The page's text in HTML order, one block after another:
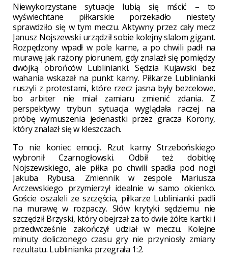
Niewykorzystane sytuacje lubią się mścić – to
wyświechtane piłkarskie porzekadło niestety
sprawdziło się w tym meczu. Aktywny przez cały mecz
Janusz Nojszewski urządził sobie kolejny slalom gigant.
Rozpędzony wpadł w pole karne, a po chwili padł na
murawę jak rażony piorunem, gdy znalazł się pomiędzy
dwójką obrońców Lublinianki. Sędzia Kujawski bez
wahania wskazał na punkt karny. Piłkarze Lublinianki
ruszyli z protestami, które rzecz jasna były bezcelowe,
bo arbiter nie miał zamiaru zmienić zdania. Z
perspektywy trybun sytuacja wyglądała raczej na
próbę wymuszenia jedenastki przez gracza Korony,
który znalazł się w kleszczach.
To nie koniec emocji. Rzut karny Strzebońskiego
wybronił Czarnogłowski. Odbił też dobitkę
Nojszewskiego, ale piłka po chwili spadła pod nogi
Jakuba Rybusa. Zmiennik w zespole Mariusza
Arczewskiego przymierzył idealnie w samo okienko.
Goście oszaleli ze szczęścia, piłkarze Lublinianki padli
na murawę w rozpaczy. Słów krytyki sędziemu nie
szczędził Brzyski, który obejrzał za to dwie żółte kartki i
przedwcześnie zakończył udział w meczu. Kolejne
minuty doliczonego czasu gry nie przyniosły zmiany
rezultatu. Lublinianka przegrała 1:2.